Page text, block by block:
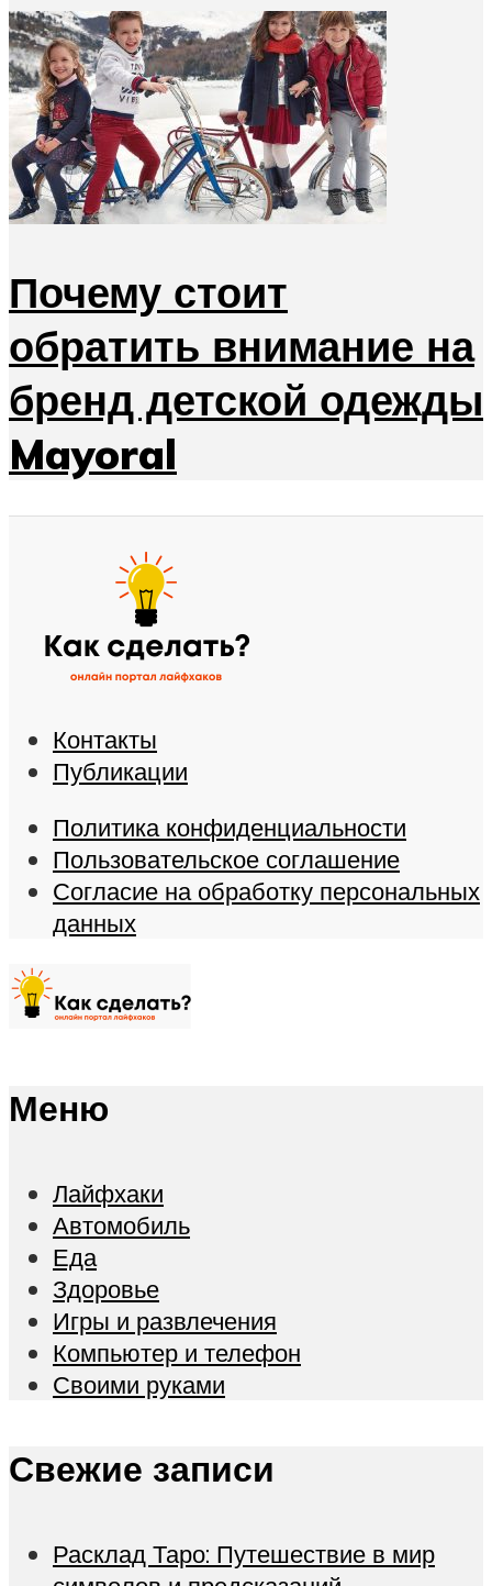
Почему стоит
обратить внимание на
бренд детской одежды
Mayoral
Контакты
Публикации
Политика конфиденциальности
Пользовательское соглашение
Согласие на обработку персональных
данных
Меню
Лайфхаки
Автомобиль
Еда
Здоровье
Игры и развлечения
Компьютер и телефон
Своими руками
Свежие записи
Расклад Таро: Путешествие в мир